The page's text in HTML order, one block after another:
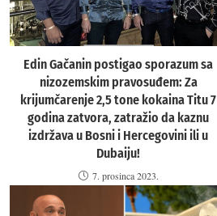
Edin Gačanin postigao sporazum sa
nizozemskim pravosuđem: Za
krijumčarenje 2,5 tone kokaina Titu 7
godina zatvora, zatražio da kaznu
izdržava u Bosni i Hercegovini ili u
Dubaiju!
7. prosinca 2023.